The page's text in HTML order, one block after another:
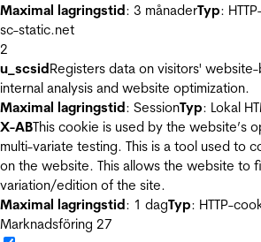
Maximal lagringstid: 3 månaderTyp:
sc-static.net
2
u_scsidRegisters data on visitors'
internal analysis and website optimization.
Maximal lagringstid: SessionTyp: Lokal
X-ABThis cookie is used by the website’s
multi-variate testing. This is a tool used to
on the website. This allows the website to
variation/edition of the site.
Maximal lagringstid: 1 dagTyp: HTTP-
Marknadsföring 27